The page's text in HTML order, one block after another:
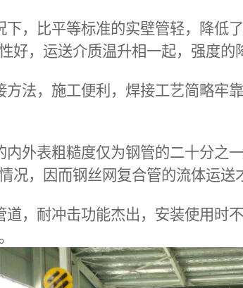
，比平等标准的实壁管轻，降低
好，运送介质温升相一起，强度的
法，施工便利，焊接工艺简略牢
外表粗糙度仅为钢管的二十分之
况，因而钢丝网复合管的流体运送
道，耐冲击功能杰出，安装使用时